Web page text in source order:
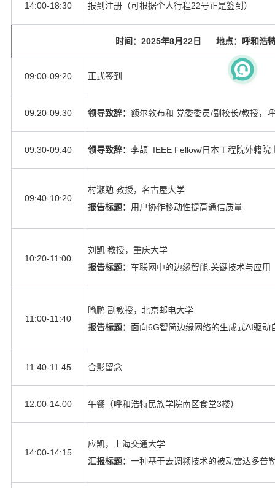
14:00-18:30 报到注册（可根据个人行程22号正是签到）
时间： 2025年8月22日 地点：呼和浩特
09:00-09:20 正式签到
09:20-09:30 领导致辞：额尔敦布和 党委委员/副校长/教授，
09:30-09:40 领导致辞：李颉 IEEE Fellow/日本工程院外籍院
09:40-10:20
村瀬勉 教授，名古屋大学
报告标题： 用户协作移动性提高通信质量
10:20-11:00
刘凯 教授，重庆大学
报告标题：车联网中的边缘智能:关键技术与应用
11:00-11:40
喻鹏 副教授，北京邮电大学
报告标题：面向6G智简边缘网络的生成式AI驱动
11:40-11:45 合影留念
12:00-14:00 午餐（呼和浩特民族学院南区食堂3楼）
14:00-14:15
应凯，上海交通大学
汇报标题：一种基于去调频技术的被动雷达多普